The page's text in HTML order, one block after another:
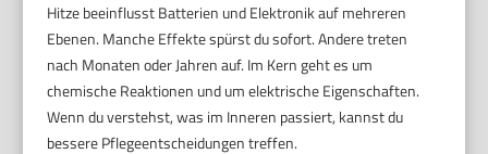
Hitze beeinflusst Batterien und Elektronik auf mehreren
Ebenen. Manche Effekte spürst du sofort. Andere treten
nach Monaten oder Jahren auf. Im Kern geht es um
chemische Reaktionen und um elektrische Eigenschaften.
Wenn du verstehst, was im Inneren passiert, kannst du
bessere Pflegeentscheidungen treffen.